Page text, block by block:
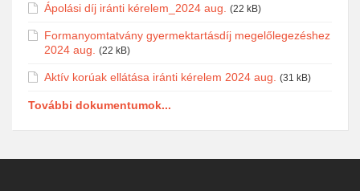
Ápolási díj iránti kérelem_2024 aug. (22 kB)
Formanyomtatvány gyermektartásdíj megelőlegezéshez
2024 aug.
(22 kB)
Aktív korúak ellátása iránti kérelem 2024 aug. (31 kB)
További dokumentumok...